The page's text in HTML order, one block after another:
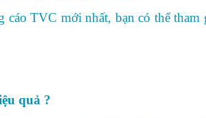
TVC mới nhất, bạn có thể tham
quả ?